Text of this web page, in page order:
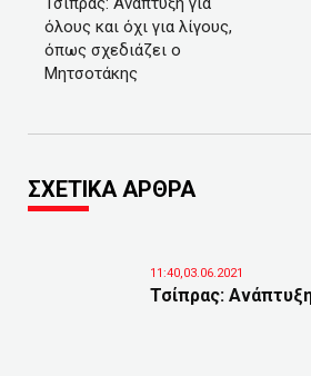
όλους και όχι για λίγους,
όπως σχεδιάζει ο
Μητσοτάκης
ΣΧΕΤΙΚΑ ΑΡΘΡΑ
11:40,03.06.2021
Τσίπρας: